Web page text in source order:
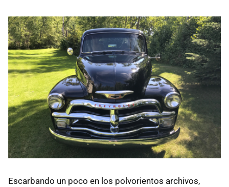
Escarbando un poco en los polvorientos archivos,